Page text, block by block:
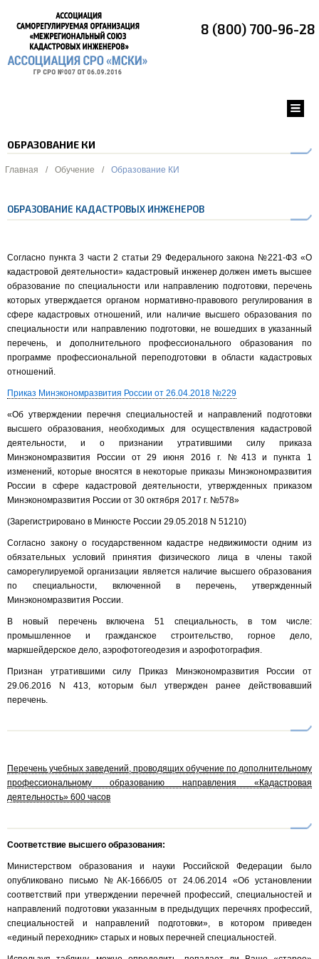
8 (800) 700-96-28
ОБРАЗОВАНИЕ КИ
Главная / Обучение / Образование КИ
ОБРАЗОВАНИЕ КАДАСТРОВЫХ ИНЖЕНЕРОВ
Согласно пункта 3 части 2 статьи 29 Федерального закона №221-ФЗ «О
кадастровой деятельности» кадастровый инженер должен иметь высшее
образование по специальности или направлению подготовки, перечень
которых утверждается органом нормативно-правового регулирования в
сфере кадастровых отношений, или наличие высшего образования по
специальности или направлению подготовки, не вошедших в указанный
перечень, и дополнительного профессионального образования по
программе профессиональной переподготовки в области кадастровых
отношений.
Приказ Минэкономразвития России от 26.04.2018 №229
«Об утверждении перечня специальностей и направлений подготовки
высшего образования, необходимых для осуществления кадастровой
деятельности, и о признании утратившими силу приказа
Минэкономразвития России от 29 июня 2016 г. №413 и пункта 1
изменений, которые вносятся в некоторые приказы Минэкономразвития
России в сфере кадастровой деятельности, утвержденных приказом
Минэкономразвития России от 30 октября 2017 г. №578»
(Зарегистрировано в Минюсте России 29.05.2018 N 51210)
Согласно закону о государственном кадастре недвижимости одним из
обязательных условий принятия физического лица в члены такой
саморегулируемой организации является наличие высшего образования
по специальности, включенной в перечень, утвержденный
Минэкономразвития России.
В новый перечень включена 51 специальность, в том числе:
промышленное и гражданское строительство, горное дело,
маркшейдерское дело, аэрофотогеодезия и аэрофотография.
Признан утратившими силу Приказ Минэкономразвития России от
29.06.2016 N 413, которым был утвержден ранее действовавший
перечень.
Перечень учебных заведений, проводящих обучение по дополнительному
профессиональному образованию направления «Кадастровая
деятельность» 600 часов
Соответствие высшего образования:
Министерством образования и науки Российской Федерации было
опубликовано письмо №АК-1666/05 от 24.06.2014 «Об установлении
соответствий при утверждении перечней профессий, специальностей и
направлений подготовки указанным в предыдущих перечнях профессий,
специальностей и направлений подготовки», в котором приведен
«единый переходник» старых и новых перечней специальностей.